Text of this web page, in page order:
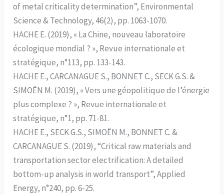
of metal criticality determination”, Environmental
Science & Technology, 46(2), pp. 1063-1070.
HACHE E. (2019), « La Chine, nouveau laboratoire
écologique mondial ? », Revue internationale et
stratégique, n°113, pp. 133-143.
HACHE E., CARCANAGUE S., BONNET C., SECK G.S. &
SIMOËN M. (2019), « Vers une géopolitique de l’énergie
plus complexe ? », Revue internationale et
stratégique, n°1, pp. 71-81.
HACHE E., SECK G.S., SIMOËN M., BONNET C. &
CARCANAGUE S. (2019), “Critical raw materials and
transportation sector electrification: A detailed
bottom-up analysis in world transport”, Applied
Energy, n°240, pp. 6-25.